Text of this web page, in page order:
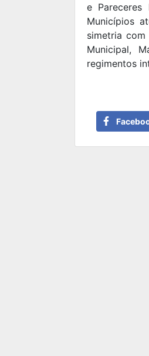
e Pareceres
Municípios
simetria
Municipal,
regimentos